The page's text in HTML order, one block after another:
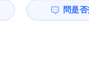
問是